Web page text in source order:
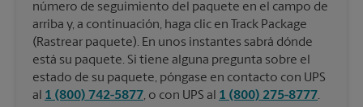
número de seguimiento del paquete en el campo de
arriba y, a continuación, haga clic en Track Package
(Rastrear paquete). En unos instantes sabrá dónde
está su paquete. Si tiene alguna pregunta sobre el
estado de su paquete, póngase en contacto con UPS
al 1 (800) 742-5877, o con UPS al 1 (800) 275-8777.